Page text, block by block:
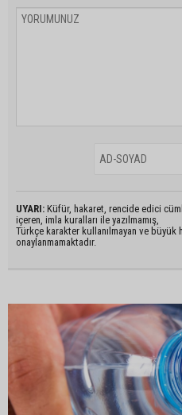
UYARI: Küfür, hakaret, rencide edici
içeren, imla kuralları ile yazılmamış,
Türkçe karakter kullanılmayan ve büyük
onaylanmamaktadır.